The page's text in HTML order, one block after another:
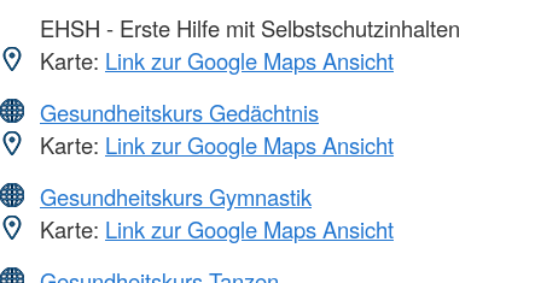
EHSH - Erste Hilfe mit Selbstschutzinhalten
Karte: Link zur Google Maps Ansicht
Gesundheitskurs Gedächtnis
Karte: Link zur Google Maps Ansicht
Gesundheitskurs Gymnastik
Karte: Link zur Google Maps Ansicht